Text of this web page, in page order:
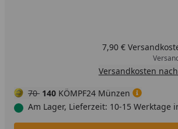
7,90 €
Versandkosten
70 140 KÖMPF24 Münzen
Am Lager, Lieferzeit: 10-15 Werktage